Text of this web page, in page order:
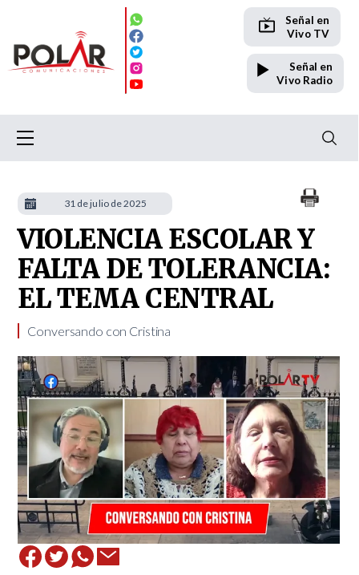
Señal en
Vivo TV
Señal en
Vivo Radio
VIOLENCIA ESCOLAR Y
FALTA DE TOLERANCIA:
EL TEMA CENTRAL
Conversando con Cristina
31 de julio de 2025